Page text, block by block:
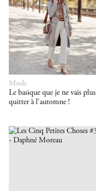
Mode
Le basique que je ne vais plus
quitter à l’automne !